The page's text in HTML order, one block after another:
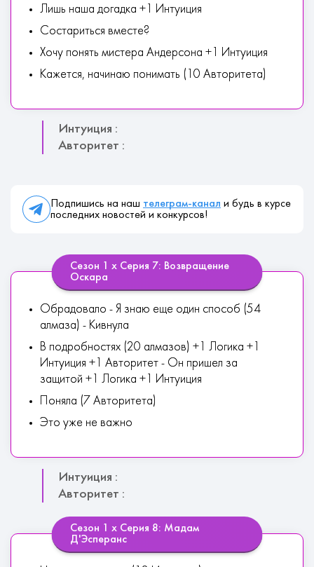
Лишь наша догадка +1 Интуиция
Состариться вместе?
Хочу понять мистера Андерсона +1 Интуиция
Кажется, начинаю понимать (10 Авторитета)
Интуиция :
Авторитет :
Подпишись на наш телеграм-канал и будь в курсе
последних новостей и конкурсов!
Сезон 1 х Серия 7: Возвращение
Оскара
Обрадовало - Я знаю еще один способ (54
алмаза) - Кивнула
В подробностях (20 алмазов) +1 Логика +1
Интуиция +1 Авторитет - Он пришел за
защитой +1 Логика +1 Интуиция
Поняла (7 Авторитета)
Это уже не важно
Интуиция :
Авторитет :
Сезон 1 х Серия 8: Мадам
Д'Эсперанс